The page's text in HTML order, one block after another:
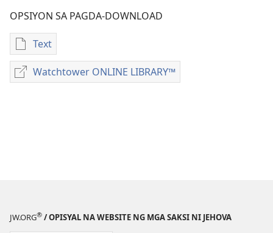
OPSIYON SA PAGDA-DOWNLOAD
Text
Opsiyon
sa
pagda-
BUHAY
Watchtower ONLINE LIBRARY™
Watchtower
JW.ORG® / OPISYAL NA WEBSITE NG MGA SAKSI NI JEHOVA